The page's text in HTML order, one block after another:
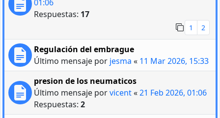
01:06
Respuestas: 17
1 2
Regulación del embrague
Último mensaje por jesma « 11 Mar 2026, 15:33
presion de los neumaticos
Último mensaje porvicent«21 Feb 2026, 01:06
Respuestas: 2